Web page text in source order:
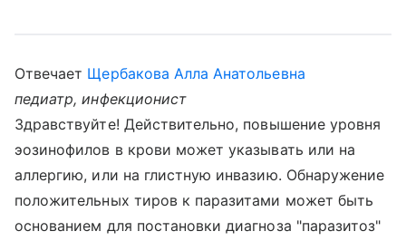
Отвечает Щербакова Алла Анатольевна
педиатр, инфекционист
Здравствуйте! Действительно, повышение уровня
эозинофилов в крови может указывать или на
аллергию, или на глистную инвазию. Обнаружение
положительных тиров к паразитами может быть
основанием для постановки диагноза "паразитоз"